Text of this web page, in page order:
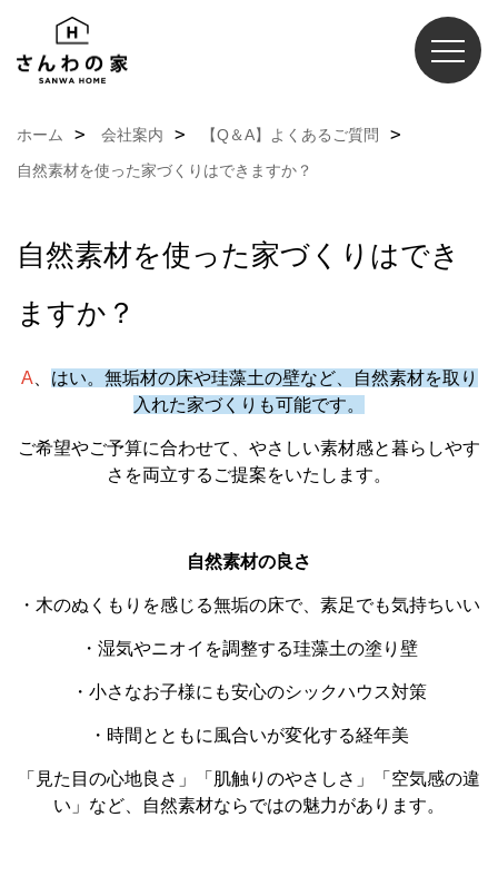
ホーム 会社案内
【Q＆A】よくあるご質問
自然素材を使った家づくりはできますか？
自然素材を使った家づくりはでき
ますか？
A
はい。無垢材の床や珪藻土の壁など、自然素材を取り
入れた家づくりも可能です。
ご希望やご予算に合わせて、やさしい素材感と暮らしやす
さを両立するご提案をいたします。
自然素材の良さ
・木のぬくもりを感じる無垢の床で、素足でも気持ちいい
・湿気やニオイを調整する珪藻土の塗り壁
・小さなお子様にも安心のシックハウス対策
・時間とともに風合いが変化する経年美
「見た目の心地良さ」「肌触りのやさしさ」「空気感の違
い」など、自然素材ならではの魅力があります。